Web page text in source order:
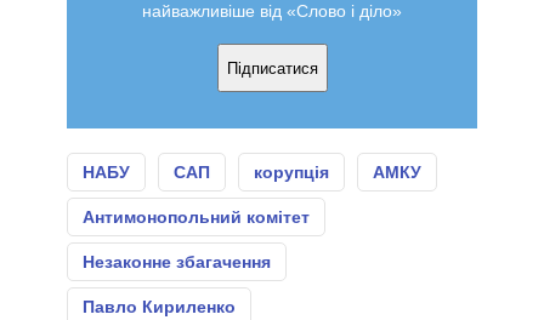
найважливіше від «Слово і діло»
Підписатися
НАБУ САП корупція АМКУ
Антимонопольний комітет
Незаконне збагачення
Павло Кириленко